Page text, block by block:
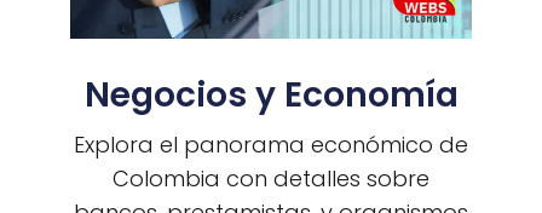
Negocios y Economía
Explora el panorama económico de
Colombia con detalles sobre